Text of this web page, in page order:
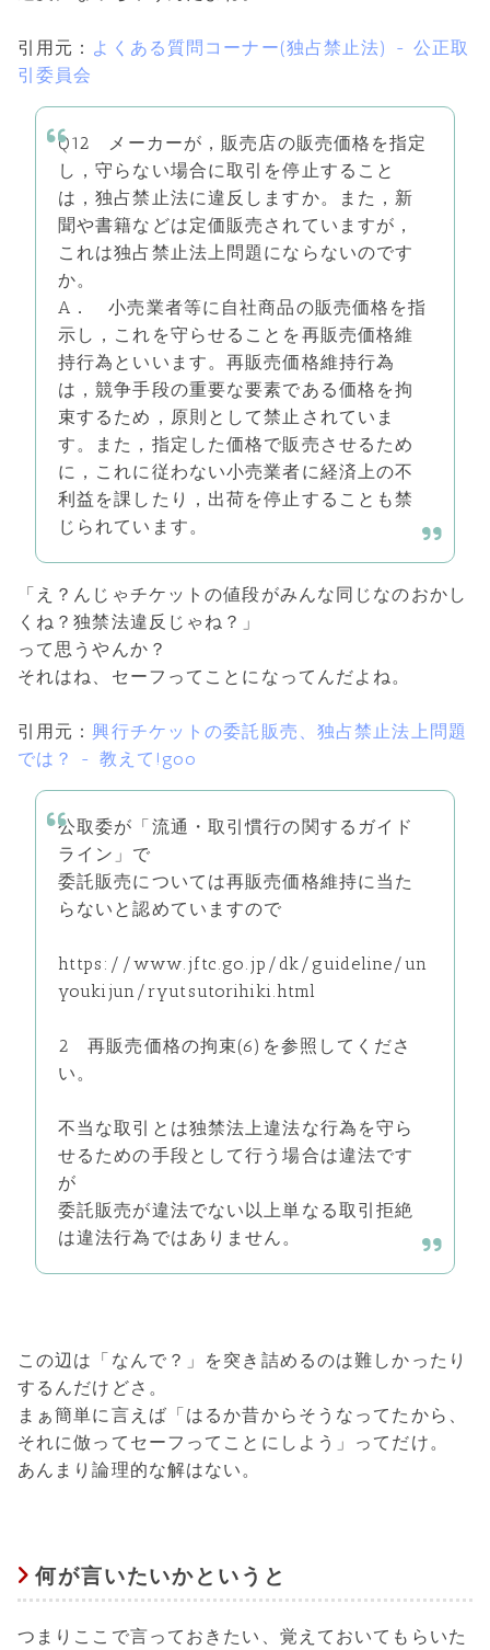
引用元： よくある質問コーナー(独占禁止法) - 公正取
引委員会
Q12 メーカーが，販売店の販売価格を指定
し，守らない場合に取引を停止すること
は，独占禁止法に違反しますか。また，新
聞や書籍などは定価販売されていますが，
これは独占禁止法上問題にならないのです
か。
A． 小売業者等に自社商品の販売価格を指
示し，これを守らせることを再販売価格維
持行為といいます。再販売価格維持行為
は，競争手段の重要な要素である価格を拘
束するため，原則として禁止されていま
す。また，指定した価格で販売させるため
に，これに従わない小売業者に経済上の不
利益を課したり，出荷を停止することも禁
じられています。
「え？んじゃチケットの値段がみんな同じなのおかし
くね？独禁法違反じゃね？」
って思うやんか？
それはね、セーフってことになってんだよね。
引用元：興行チケットの委託販売、独占禁止法上問題
では？ - 教えて!goo
公取委が「流通・取引慣行の関するガイド
ライン」で
委託販売については再販売価格維持に当た
らないと認めていますので
https://www.jftc.go.jp/dk/guideline/un
youkijun/ryutsutorihiki.html
2 再販売価格の拘束(6)を参照してくださ
い。
不当な取引とは独禁法上違法な行為を守ら
せるための手段として行う場合は違法です
が
委託販売が違法でない以上単なる取引拒絶
は違法行為ではありません。
この辺は「なんで？」を突き詰めるのは難しかったり
するんだけどさ。
まぁ簡単に言えば「はるか昔からそうなってたから、
それに倣ってセーフってことにしよう」ってだけ。
あんまり論理的な解はない。
何が言いたいかというと
つまりここで言っておきたい、覚えておいてもらいた